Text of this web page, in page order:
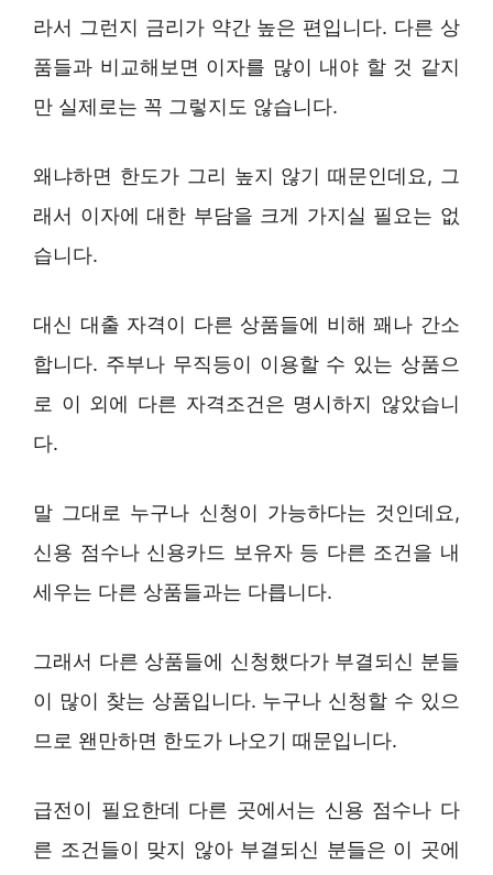
라서 그런지 금리가 약간 높은 편입니다. 다른 상
품들과 비교해보면 이자를 많이 내야 할 것 같지
만 실제로는 꼭 그렇지도 않습니다.
왜냐하면 한도가 그리 높지 않기 때문인데요, 그
래서 이자에 대한 부담을 크게 가지실 필요는 없
습니다.
대신 대출 자격이 다른 상품들에 비해 꽤나 간소
합니다. 주부나 무직등이 이용할 수 있는 상품으
로 이 외에 다른 자격조건은 명시하지 않았습니
다.
말 그대로 누구나 신청이 가능하다는 것인데요,
신용 점수나 신용카드 보유자 등 다른 조건을 내
세우는 다른 상품들과는 다릅니다.
그래서 다른 상품들에 신청했다가 부결되신 분들
이 많이 찾는 상품입니다. 누구나 신청할 수 있으
므로 왠만하면 한도가 나오기 때문입니다.
급전이 필요한데 다른 곳에서는 신용 점수나 다
른 조건들이 맞지 않아 부결되신 분들은 이 곳에